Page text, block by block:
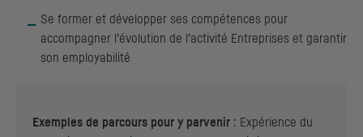
Se former et développer ses compétences pour
accompagner l’évolution de l’activité Entreprises et garantir
son employabilité
Exemples de parcours pour y parvenir : Expérience du